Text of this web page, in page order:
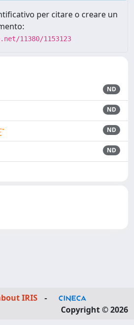
per citare o creare un
11380/1153123
ND
ND
ND
ND
IRIS
-
Copyright © 2026